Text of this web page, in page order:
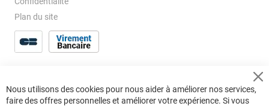
Plan du site
Nous utilisons des cookies pour nous aider à améliorer nos services,
faire des offres personnelles et améliorer votre expérience. Si vous